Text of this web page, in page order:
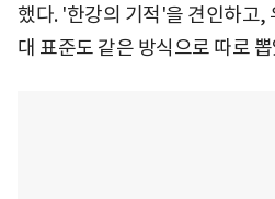
했다. '한강의 기적'을 견인하고,
대 표준도 같은 방식으로 따로